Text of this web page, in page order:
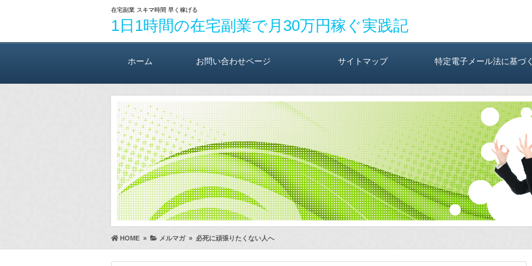
在宅副業 スキマ時間 早く稼げる
1日1時間の在宅副業で月30万円稼ぐ実践記
ホーム お問い合わせページ サイトマップ 特定電子メール法に基づ
HOME » メルマガ» 必死に頑張りたくない人へ